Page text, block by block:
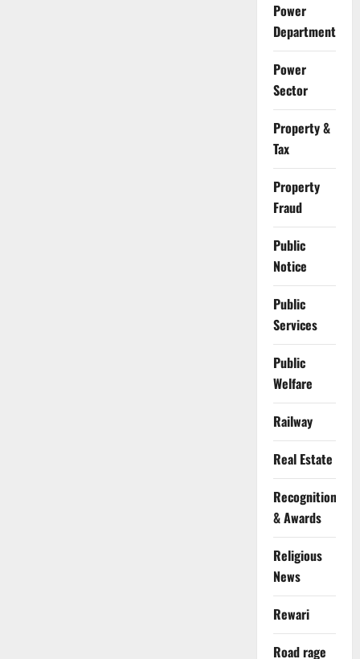
Power
Department
Power
Sector
Property &
Tax
Property
Fraud
Public
Notice
Public
Services
Public
Welfare
Railway
Real Estate
Recognition
& Awards
Religious
News
Rewari
Road rage